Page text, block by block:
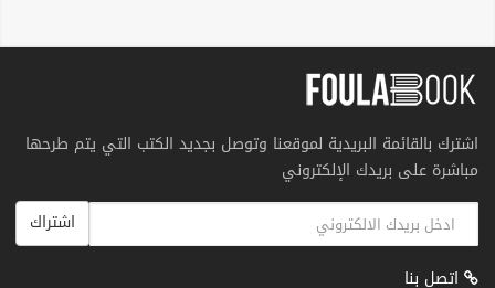
اشترك بالقائمة البريدية لموقعنا وتوصل بجديد الكتب التي يتم طرحها
مباشرة على بريدك الإلكتروني
اشتراك
اتصل بنا